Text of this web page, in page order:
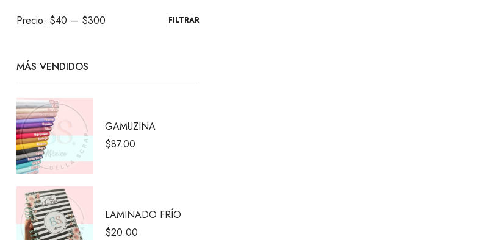
FILTRAR
Precio: $40 — $300
MÁS VENDIDOS
GAMUZINA
$87.00
LAMINADO FRÍO
$20.00